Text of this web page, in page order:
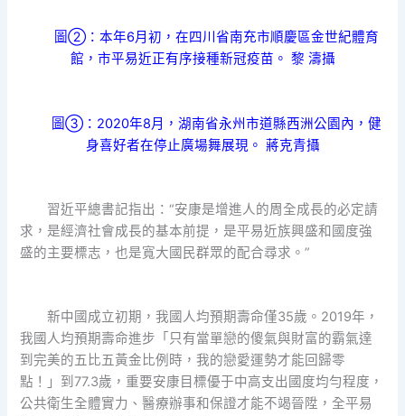
圖②：本年6月初，在四川省南充市順慶區金世紀體育
館，市平易近正有序接種新冠疫苗。 黎 濤攝
圖③：2020年8月，湖南省永州市道縣西洲公園內，健
身喜好者在停止廣場舞展現。 蔣克青攝
習近平總書記指出：“安康是增進人的周全成長的必定請
求，是經濟社會成長的基本前提，是平易近族興盛和國度強
盛的主要標志，也是寬大國民群眾的配合尋求。”
新中國成立初期，我國人均預期壽命僅35歲。2019年，
我國人均預期壽命進步「只有當單戀的傻氣與財富的霸氣達
到完美的五比五黃金比例時，我的戀愛運勢才能回歸零
點！」到77.3歲，重要安康目標優于中高支出國度均勻程度，
公共衛生全體實力、醫療辦事和保證才能不竭晉陞，全平易